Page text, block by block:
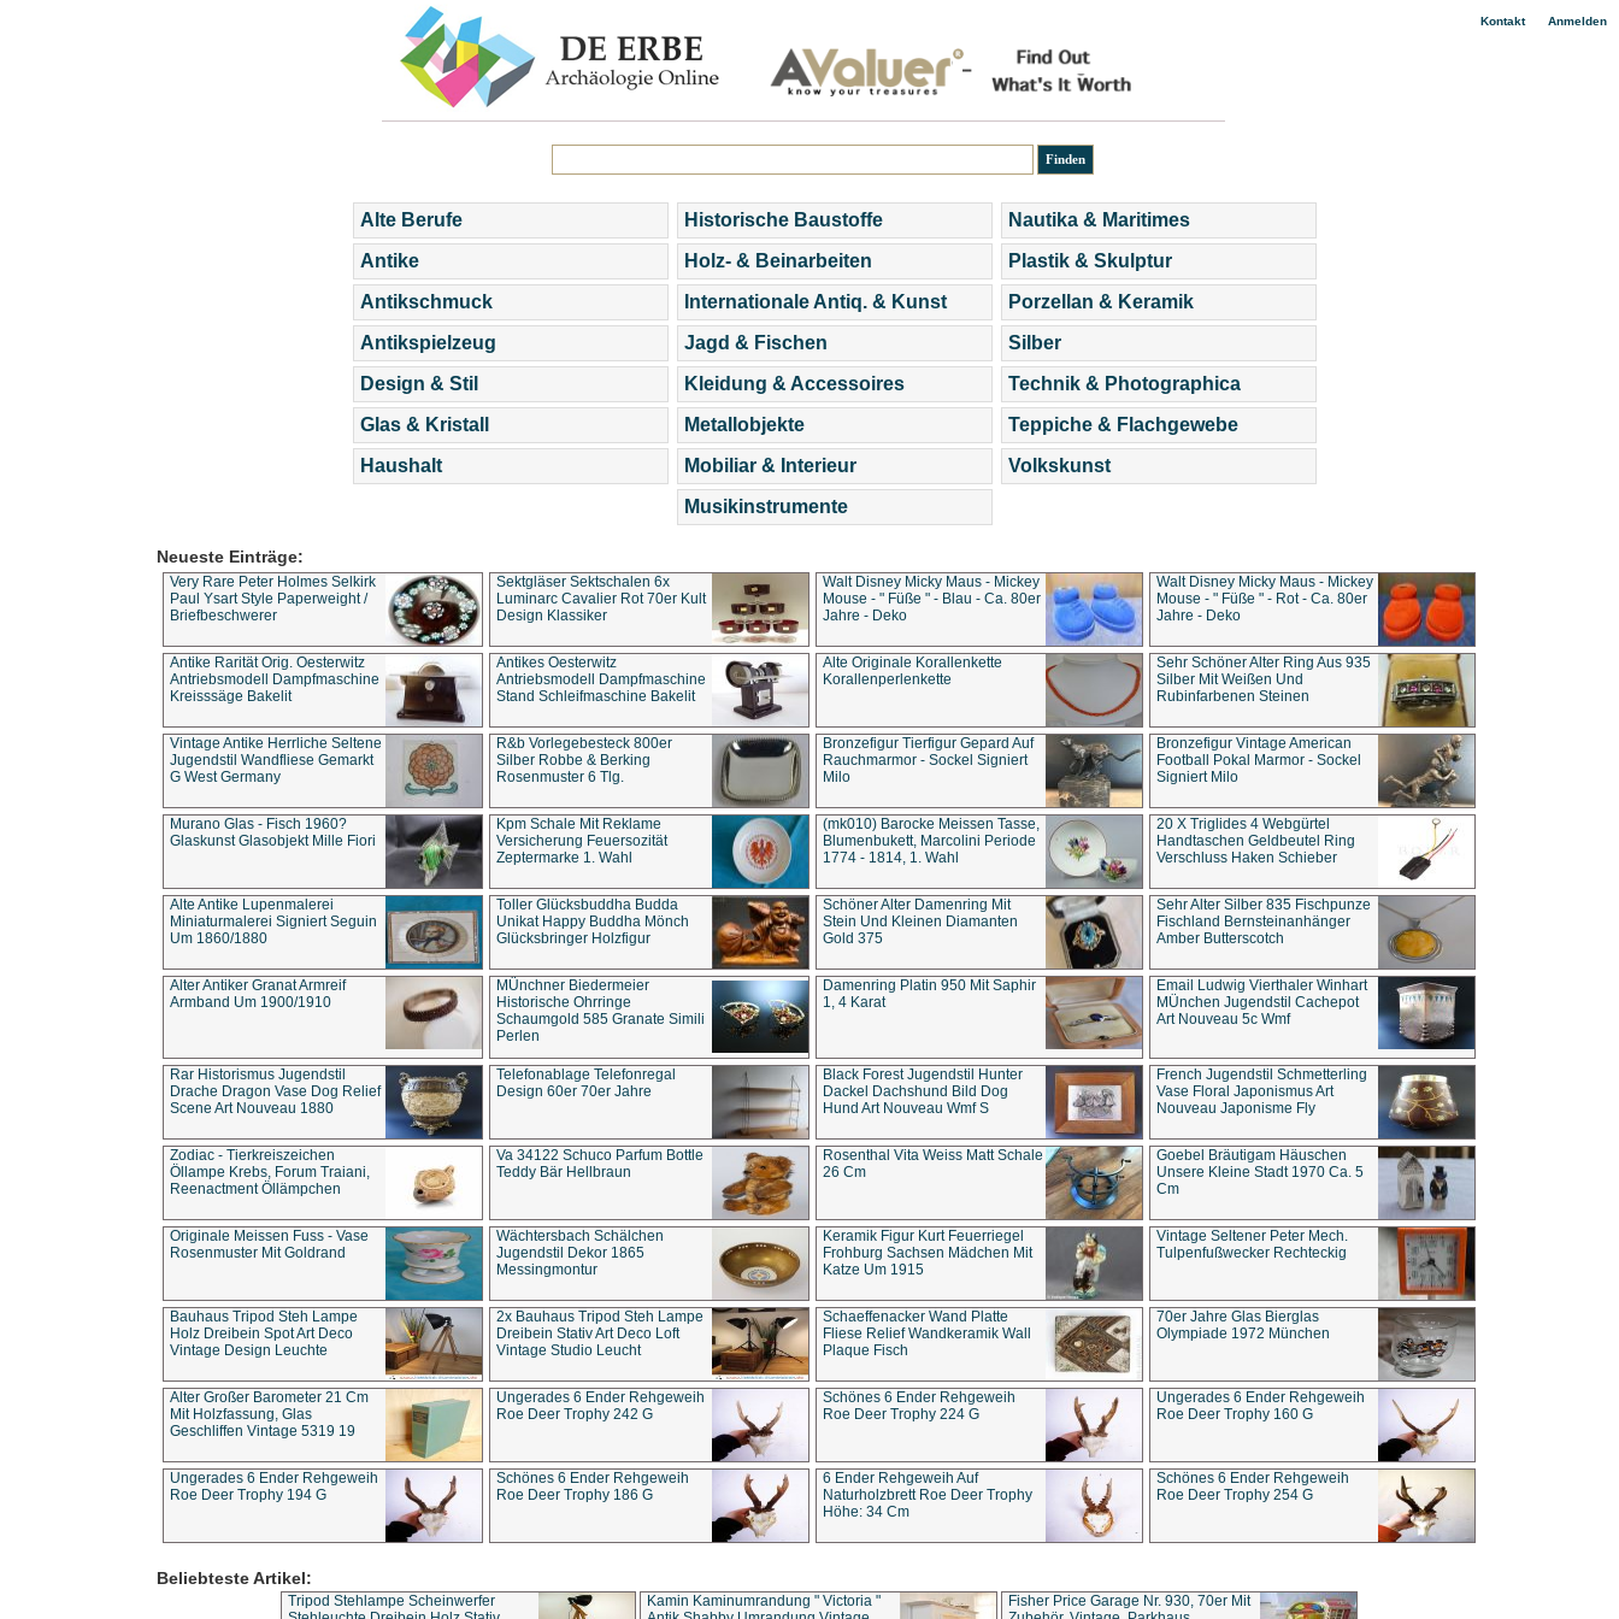
Kontakt| Anmelden
Alte Berufe
Antike
Antikschmuck
Antikspielzeug
Design & Stil
Glas & Kristall
Haushalt
Historische Baustoffe
Holz- & Beinarbeiten
Internationale Antiq. & Kunst
Jagd & Fischen
Kleidung & Accessoires
Metallobjekte
Mobiliar & Interieur
Musikinstrumente
Nautika & Maritimes
Plastik & Skulptur
Porzellan & Keramik
Silber
Technik & Photographica
Teppiche & Flachgewebe
Volkskunst
Neueste Einträge:
Very Rare Peter Holmes Selkirk
Paul Ysart Style Paperweight /
Briefbeschwerer
Sektgläser Sektschalen 6x
Luminarc Cavalier Rot 70er Kult
Design Klassiker
Walt Disney Micky Maus - Mickey
Mouse - " Füße " - Blau - Ca. 80er
Jahre - Deko
Walt Disney Micky Maus - Mickey
Mouse - " Füße " - Rot - Ca. 80er
Jahre - Deko
Antike Rarität Orig. Oesterwitz
Antriebsmodell Dampfmaschine
Kreisssäge Bakelit
Antikes Oesterwitz
Antriebsmodell Dampfmaschine
Stand Schleifmaschine Bakelit
Alte Originale Korallenkette
Korallenperlenkette
Sehr Schöner Alter Ring Aus 935
Silber Mit Weißen Und
Rubinfarbenen Steinen
Vintage Antike Herrliche Seltene
Jugendstil Wandfliese Gemarkt
G West Germany
R&b Vorlegebesteck 800er
Silber Robbe & Berking
Rosenmuster 6 Tlg.
Bronzefigur Tierfigur Gepard Auf
Rauchmarmor - Sockel Signiert
Milo
Bronzefigur Vintage American
Football Pokal Marmor - Sockel
Signiert Milo
Murano Glas - Fisch 1960?
Glaskunst Glasobjekt Mille Fiori
Kpm Schale Mit Reklame
Versicherung Feuersozität
Zeptermarke 1. Wahl
(mk010) Barocke Meissen Tasse,
Blumenbukett, Marcolini Periode
1774 - 1814, 1. Wahl
20 X Triglides 4 Webgürtel
Handtaschen Geldbeutel Ring
Verschluss Haken Schieber
Alte Antike Lupenmalerei
Miniaturmalerei Signiert Seguin
Um 1860/1880
Toller Glücksbuddha Budda
Unikat Happy Buddha Mönch
Glücksbringer Holzfigur
Schöner Alter Damenring Mit
Stein Und Kleinen Diamanten
Gold 375
Sehr Alter Silber 835 Fischpunze
Fischland Bernsteinanhänger
Amber Butterscotch
Alter Antiker Granat Armreif
Armband Um 1900/1910
MÜnchner Biedermeier
Historische Ohrringe
Schaumgold 585 Granate Simili
Perlen
Damenring Platin 950 Mit Saphir
1, 4 Karat
Email Ludwig Vierthaler Winhart
MÜnchen Jugendstil Cachepot
Art Nouveau 5c Wmf
Rar Historismus Jugendstil
Drache Dragon Vase Dog Relief
Scene Art Nouveau 1880
Telefonablage Telefonregal
Design 60er 70er Jahre
Black Forest Jugendstil Hunter
Dackel Dachshund Bild Dog
Hund Art Nouveau Wmf S
French Jugendstil Schmetterling
Vase Floral Japonismus Art
Nouveau Japonisme Fly
Zodiac - Tierkreiszeichen
Öllampe Krebs, Forum Traiani,
Reenactment Öllämpchen
Va 34122 Schuco Parfum Bottle
Teddy Bär Hellbraun
Rosenthal Vita Weiss Matt Schale
26 Cm
Goebel Bräutigam Häuschen
Unsere Kleine Stadt 1970 Ca. 5
Cm
Originale Meissen Fuss - Vase
Rosenmuster Mit Goldrand
Wächtersbach Schälchen
Jugendstil Dekor 1865
Messingmontur
Keramik Figur Kurt Feuerriegel
Frohburg Sachsen Mädchen Mit
Katze Um 1915
Vintage Seltener Peter Mech.
Tulpenfußwecker Rechteckig
Bauhaus Tripod Steh Lampe
Holz Dreibein Spot Art Deco
Vintage Design Leuchte
2x Bauhaus Tripod Steh Lampe
Dreibein Stativ Art Deco Loft
Vintage Studio Leucht
Schaeffenacker Wand Platte
Fliese Relief Wandkeramik Wall
Plaque Fisch
70er Jahre Glas Bierglas
Olympiade 1972 München
Alter Großer Barometer 21 Cm
Mit Holzfassung, Glas
Geschliffen Vintage 5319 19
Ungerades 6 Ender Rehgeweih
Roe Deer Trophy 242 G
Schönes 6 Ender Rehgeweih
Roe Deer Trophy 224 G
Ungerades 6 Ender Rehgeweih
Roe Deer Trophy 160 G
Ungerades 6 Ender Rehgeweih
Roe Deer Trophy 194 G
Schönes 6 Ender Rehgeweih
Roe Deer Trophy 186 G
6 Ender Rehgeweih Auf
Naturholzbrett Roe Deer Trophy
Höhe: 34 Cm
Schönes 6 Ender Rehgeweih
Roe Deer Trophy 254 G
Beliebteste Artikel:
Tripod Stehlampe Scheinwerfer
Kamin Kaminumrandung " Victoria "
Fisher Price Garage Nr. 930, 70er Mit